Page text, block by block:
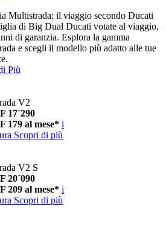
Multistrada: il viaggio secondo Ducati
di Big Dual Ducati votate al viaggio,
di garanzia. Esplora la gamma
e scegli il modello più adatto alle tue
Più
V2
17´290
179 al mese* i
Scopri di più
V2 S
20´090
209 al mese* i
Scopri di più